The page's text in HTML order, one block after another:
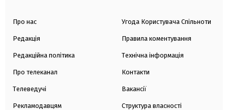
Про нас
Редакція
Редакційна політика
Про телеканал
Телеведучі
Рекламодавцям
Угода Користувача Спільноти
Правила коментування
Технічна інформація
Контакти
Вакансії
Структура власності